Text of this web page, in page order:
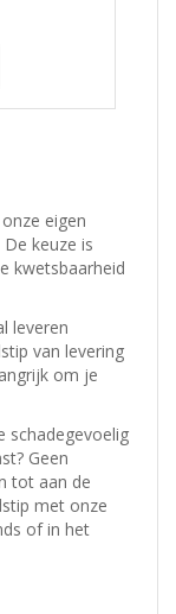
eigen
De keuze is
kwetsbaarheid
leveren
van levering
om je
schadegevoelig
Geen
tot aan de
met onze
of in het